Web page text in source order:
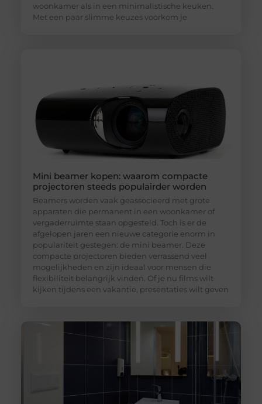
woonkamer als in een minimalistische keuken.
Met een paar slimme keuzes voorkom je
Mini beamer kopen: waarom compacte
projectoren steeds populairder worden
Beamers worden vaak geassocieerd met grote
apparaten die permanent in een woonkamer of
vergaderruimte staan opgesteld. Toch is er de
afgelopen jaren een nieuwe categorie enorm in
populariteit gestegen: de mini beamer. Deze
compacte projectoren bieden verrassend veel
mogelijkheden en zijn ideaal voor mensen die
flexibiliteit belangrijk vinden. Of je nu films wilt
kijken tijdens een vakantie, presentaties wilt geven